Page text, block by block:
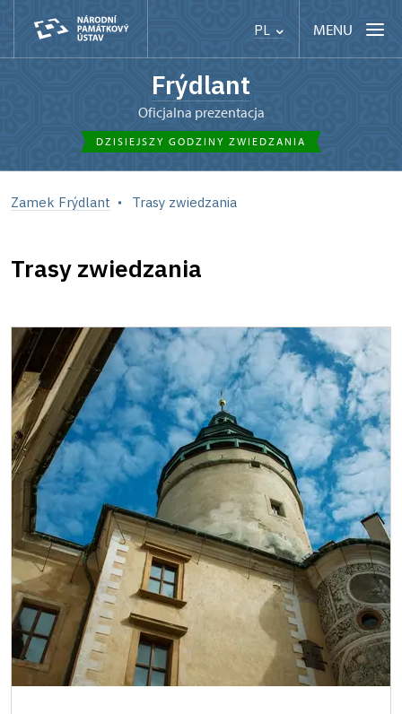
PL MENU
Frýdlant
Oficjalna prezentacja
DZISIEJSZY GODZINY ZWIEDZANIA
Zamek Frýdlant Trasy zwiedzania
Trasy zwiedzania